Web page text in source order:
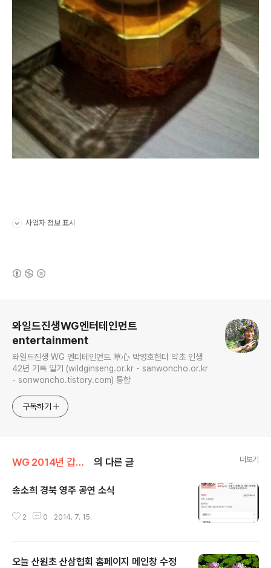
사업자 정보 표시
와일드진생WG엔터테인먼트
entertainment
와일드진생 WG 엔터테인먼트 草心 박영호헌터 약초 인생
42년 기록 일기 (wildginseng.or.kr - sanwoncho.or.kr
- sonwoncho.tistory.com) 통합
구독하기
WG 2014년 갑오년 기록 의 다른 글 더보기
송소희 경북 영주 공연 소식
2 0 2014. 7. 15.
오늘 산원초 산삼협회 홈페이지 메인창 수정